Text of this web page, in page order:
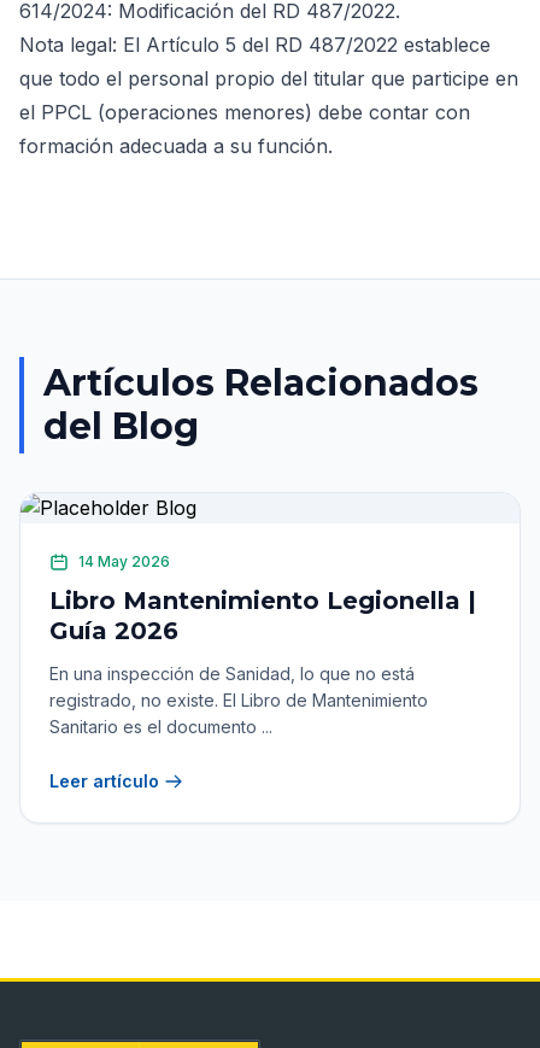
614/2024: Modificación del RD 487/2022.
Nota legal: El Artículo 5 del RD 487/2022 establece
que todo el personal propio del titular que participe en
el PPCL (operaciones menores) debe contar con
formación adecuada a su función.
Artículos Relacionados
del Blog
14 May 2026
Libro Mantenimiento Legionella |
Guía 2026
En una inspección de Sanidad, lo que no está
registrado, no existe. El Libro de Mantenimiento
Sanitario es el documento ...
Leer artículo